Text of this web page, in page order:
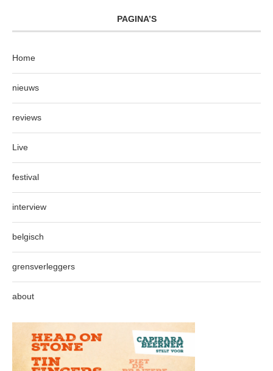
PAGINA’S
Home
nieuws
reviews
Live
festival
interview
belgisch
grensverleggers
about